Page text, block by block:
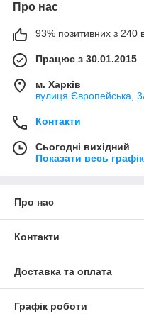
Про нас
93% позитивних з 240
Працює з 30.01.2015
м. Харків
вулиця Європейська,
Контакти
Сьогодні вихідний
Показати весь
Про нас
Контакти
Доставка та оплата
Графік роботи